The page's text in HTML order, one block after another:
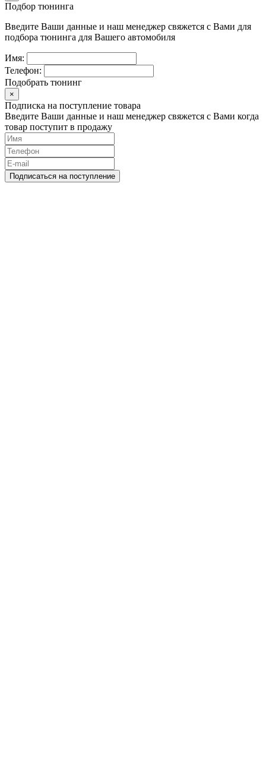
Подбор тюнинга
Введите Ваши данные и наш менеджер свяжется с Вами для
подбора тюнинга для Вашего автомобиля
Имя:
Телефон:
Подобрать тюнинг
×
Подписка на поступление товара
Введите Ваши данные и наш менеджер свяжется с Вами когда
товар поступит в продажу